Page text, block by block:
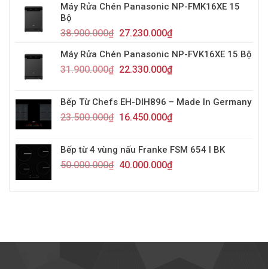
Máy Rửa Chén Panasonic NP-FMK16XE 15
Bộ
38.900.000₫ 27.230.000₫
Máy Rửa Chén Panasonic NP-FVK16XE 15 Bộ
31.900.000₫ 22.330.000₫
Bếp Từ Chefs EH-DIH896 – Made In Germany
23.500.000₫ 16.450.000₫
Bếp từ 4 vùng nấu Franke FSM 654 I BK
50.000.000₫ 40.000.000₫